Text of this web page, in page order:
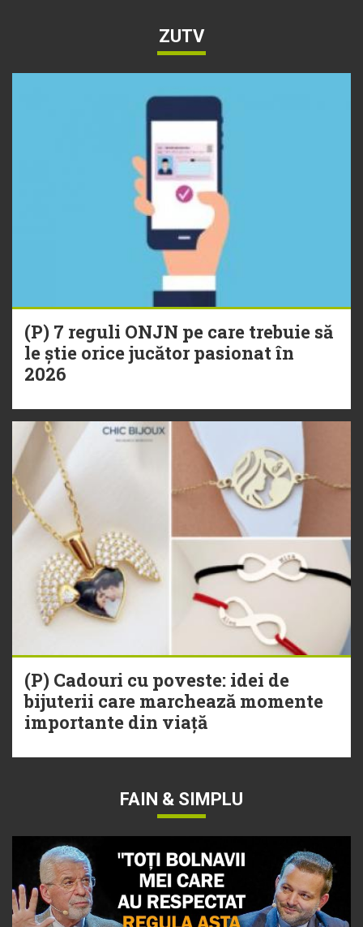
ZUTV
(P) 7 reguli ONJN pe care trebuie să
le știe orice jucător pasionat în
2026
(P) Cadouri cu poveste: idei de
bijuterii care marchează momente
importante din viață
FAIN & SIMPLU